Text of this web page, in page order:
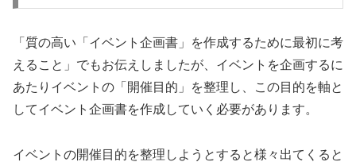
「質の高い「イベント企画書」を作成するために最初に考
えること」でもお伝えしましたが、イベントを企画するに
あたりイベントの「開催目的」を整理し、この目的を軸と
してイベント企画書を作成していく必要があります。
イベントの開催目的を整理しようとすると様々出てくると